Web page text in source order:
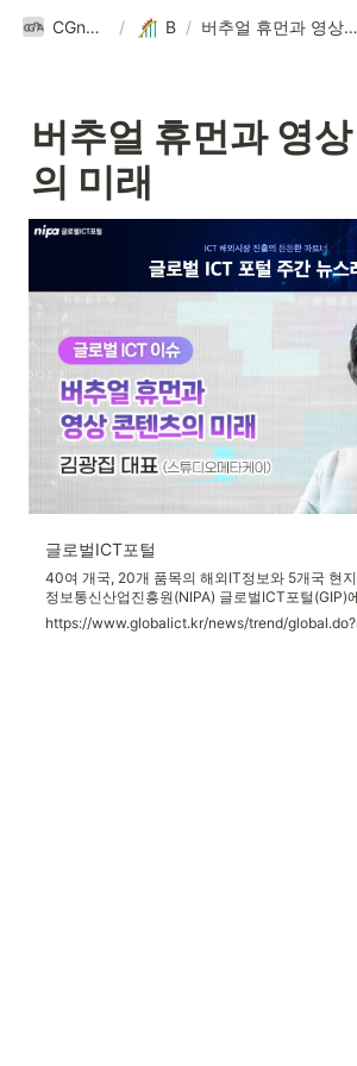
CGnA@Yonsei / Blog/ 버추얼 휴먼과 영상 콘텐츠의 미래
버추얼 휴먼과 영
의 미래
글로벌ICT포털
40여 개국, 20개 품목의 해외IT정보와 5개국 현
정보통신산업진흥원(NIPA) 글로벌ICT포털(GIP)